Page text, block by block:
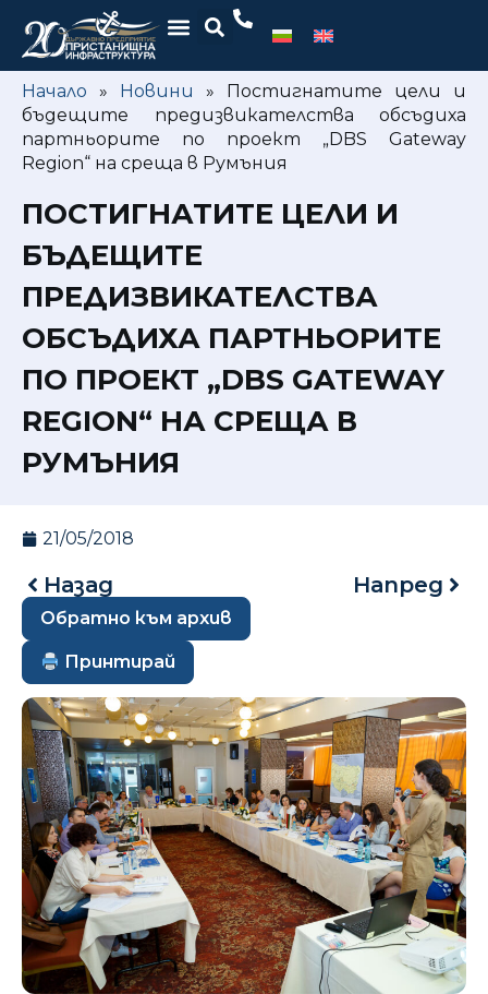
Начало » Новини » Постигнатите цели и
бъдещите предизвикателства обсъдиха
партньорите по проект „DBS Gateway
Region“ на среща в Румъния
ПОСТИГНАТИТЕ ЦЕЛИ И
БЪДЕЩИТЕ
ПРЕДИЗВИКАТЕЛСТВА
ОБСЪДИХА ПАРТНЬОРИТЕ
ПО ПРОЕКТ „DBS GATEWAY
REGION“ НА СРЕЩА В
РУМЪНИЯ
21/05/2018
Назад Напред
Обратно към архив
Принтирай